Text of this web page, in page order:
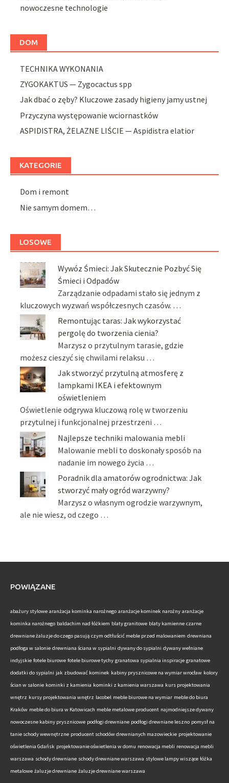
nowoczesne technologie
DOM
TECHNIKA WYKONANIA
ZYGOKAKTUS — Zygocactus spp
Jak dbać o zęby? Kluczowe zasady higieny jamy ustnej
Przyczyna występowanie wciornastków
ASPIDISTRA, ŻELAZNE LIŚCIE — Aspidistra elatior
KATEGORIE
Dom i remont
Nie samym domem…
LOSOWE
Wywóz Śmieci: Jak Skutecznie Pozbyć Się
Śmieci i Odpadów
Zarządzanie odpadami stało się jednym z
kluczowych wyzwań współczesnych czasów. …
Remontując taras: Jak wykorzystać
pergolę do tworzenia cienia?
Marzysz o przytulnym tarasie, gdzie
możesz cieszyć się chwilami relaksu …
Jak stworzyć przytulną atmosferę z
lampkami IKEA i efektownym
oświetleniem
Oświetlenie odgrywa kluczową rolę w tworzeniu
przytulnej i funkcjonalnej przestrzeni …
Najlepsze techniki malowania mebli
Malowanie mebli to doskonały sposób na
nadanie im nowego życia …
Poradnik dla amatorów ogrodnictwa: Jak
stworzyć mały ogród warzywny?
Marzysz o własnym ogrodzie warzywnym,
ale nie wiesz, od czego …
POWIĄZANE
abażury stylowe aranżacja kominka narożnego aranżacje kominek narożny aranżacje
kominka narożnego baldachim nad łóżkiem blaty granitowe blaty kamienne czarne
drewniane żaluzje do czego pasują czym odtłuścić meble przed malowaniem drewniana
podłoga w salonie drewniana ściana w sypialni dywany do sypialni dywany wełniane
indyjskie fotele biurowe fotele biurowe tychy granatowa sypialnia inspiracje granatowe
dodatki do sypialni jak zbudować kominek kabiny prysznicowe na wymiar wrocław kolory
ścian w salonie kominki z kamienia kominki z kamienia warszawa kurs projektowania
wnętrz kursy projektowania wnętrz lacobel meble biurowe na wymiar meble do biura
Kraków meble do biura w Katowicach meble metalowe producent najmodniejsze dywany
nowoczesne kabiny prysznicowe podłogi drewniane podłogi drewniane leszno pomysł na
tanie schody wewnętrzne producent schodów drewnianych mazowieckie projektowanie
oświetlenia Gdańsk projektowanie oświetlenia w domu renowacja mebli renowacja mebli
warszawa schody drewniane schody drewniane warszawa stylowe lampy wiszące łóżka
metalowe żaluzje drewniane żaluzje drewniane warszawa